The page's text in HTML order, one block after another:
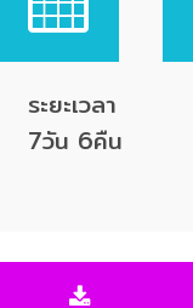
ระยะเวลา
7วัน 6คืน